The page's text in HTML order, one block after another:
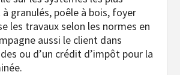
granulés, poêle à bois, foyer
les travaux selon les normes en
aussi le client dans
ou d’un crédit d’impôt pour la